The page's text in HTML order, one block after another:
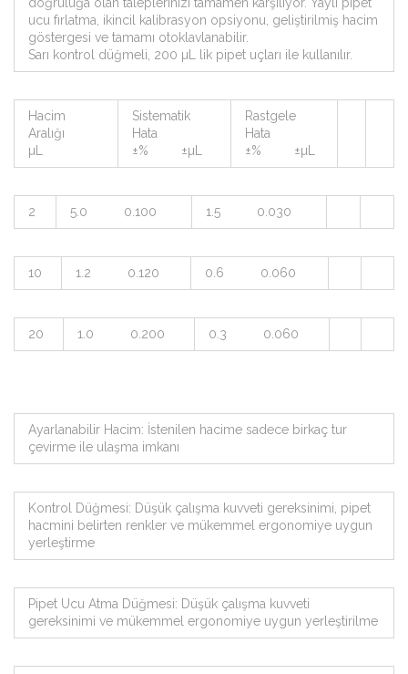
doğruluğa olan taleplerinizi tamamen karşılıyor. Yaylı pipet
ucu fırlatma, ikincil kalibrasyon opsiyonu, geliştirilmiş hacim
göstergesi ve tamamı otoklavlanabilir.
Sarı kontrol düğmeli, 200 µL lik pipet uçları ile kullanılır.
Hacim
Aralığı
µL
Sistematik
Hata
±% ±µL
Rastgele
Hata
±% ±µL
2 5.0 0.100 1.5 0.030
10 1.2 0.120 0.6 0.060
20 1.0 0.200 0.3 0.060
Ayarlanabilir Hacim: İstenilen hacime sadece birkaç tur
çevirme ile ulaşma imkanı
Kontrol Düğmesi: Düşük çalışma kuvveti gereksinimi, pipet
hacmini belirten renkler ve mükemmel ergonomiye uygun
yerleştirme
Pipet Ucu Atma Düğmesi: Düşük çalışma kuvveti
gereksinimi ve mükemmel ergonomiye uygun yerleştirilme